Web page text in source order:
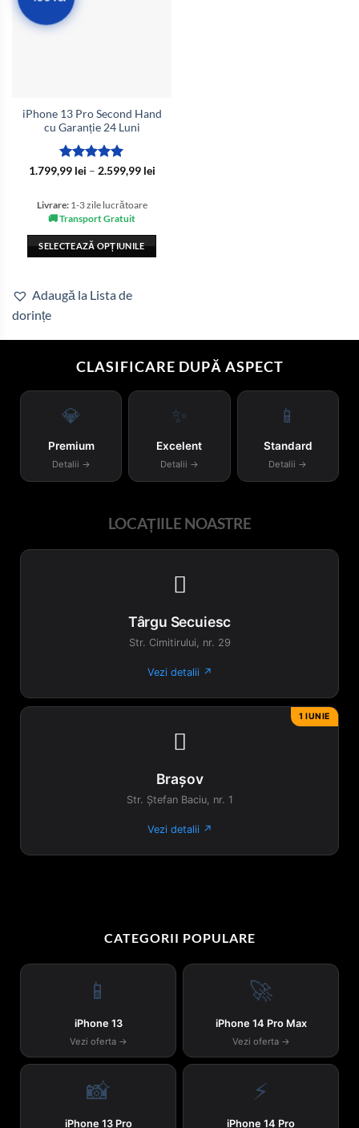
iPhone 13 Pro Second Hand
cu Garanție 24 Luni
Evaluat la
1.799,99 lei – 2.599,99 leiInterval
2.599,99 lei
Livrare:1-3 zile lucrătoare
🚚 Transport Gratuit
SELECTEAZĂ OPȚIUNILE
are
Opțiunile
pagina
Adaugă la Lista de
dorințe
CLASIFICARE DUPĂ ASPECT
💎
Premium
Detalii →
✨
Excelent
Detalii →
📱
Standard
Detalii →
LOCAȚIILE NOASTRE

Târgu Secuiesc
Str. Cimitirului, nr. 29
Vezi detalii ↗
1 IUNIE

Brașov
Str. Ștefan Baciu, nr. 1
Vezi detalii ↗
CATEGORII POPULARE
📱
iPhone 13
Vezi oferta →
🚀
iPhone 14 Pro Max
Vezi oferta →
📸
iPhone 13 Pro
⚡
iPhone 14 Pro